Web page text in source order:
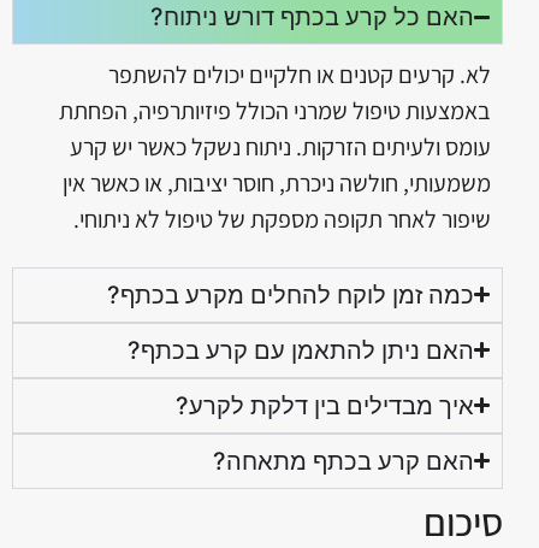
האם כל קרע בכתף דורש ניתוח?
לא. קרעים קטנים או חלקיים יכולים להשתפר
באמצעות טיפול שמרני הכולל פיזיותרפיה, הפחתת
עומס ולעיתים הזרקות. ניתוח נשקל כאשר יש קרע
משמעותי, חולשה ניכרת, חוסר יציבות, או כאשר אין
שיפור לאחר תקופה מספקת של טיפול לא ניתוחי.
כמה זמן לוקח להחלים מקרע בכתף?
האם ניתן להתאמן עם קרע בכתף?
איך מבדילים בין דלקת לקרע?
האם קרע בכתף מתאחה?
סיכום